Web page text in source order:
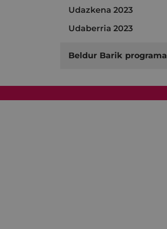
Udazkena 2023
Udaberria 2023
Beldur Barik programa